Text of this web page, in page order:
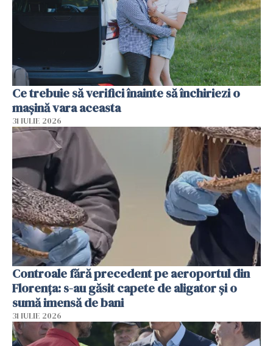
Ce trebuie să verifici înainte să închiriezi o
mașină vara aceasta
31 IULIE 2026
Controale fără precedent pe aeroportul din
Florența: s-au găsit capete de aligator și o
sumă imensă de bani
31 IULIE 2026